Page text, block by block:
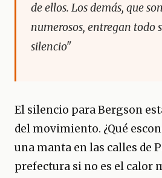
de ellos. Los demás, que
numerosos, entregan todo
silencio"
El silencio para Bergson
del movimiento. ¿Qué
una manta en las calles de
prefectura si no es el calor